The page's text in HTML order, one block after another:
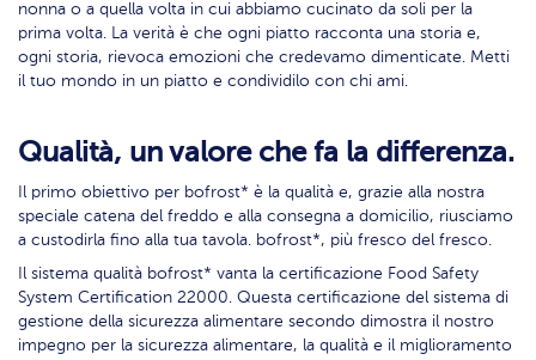
nonna o a quella volta in cui abbiamo cucinato da soli per la
prima volta. La verità è che ogni piatto racconta una storia e,
ogni storia, rievoca emozioni che credevamo dimenticate. Metti
il tuo mondo in un piatto e condividilo con chi ami.
Qualità, un valore che fa la differenza.
Il primo obiettivo per bofrost* è la qualità e, grazie alla nostra
speciale catena del freddo e alla consegna a domicilio, riusciamo
a custodirla fino alla tua tavola. bofrost*, più fresco del fresco.
Il sistema qualità bofrost* vanta la certificazione Food Safety
System Certification 22000. Questa certificazione del sistema di
gestione della sicurezza alimentare secondo dimostra il nostro
impegno per la sicurezza alimentare, la qualità e il miglioramento